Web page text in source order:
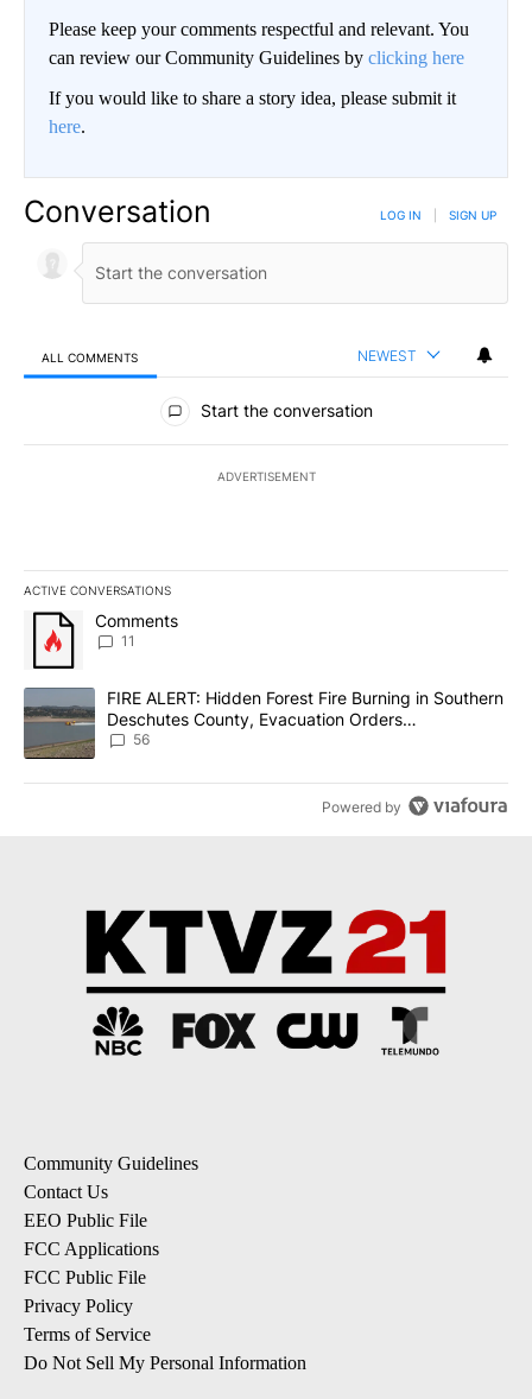
Please keep your comments respectful and relevant. You
can review our Community Guidelines by clicking here
If you would like to share a story idea, please submit it
here.
Conversation LOG IN SIGN UP
ALL COMMENTS NEWEST
All Comments
Start the conversation
ADVERTISEMENT
ACTIVE CONVERSATIONS
The following is a list of the most commented articles in the last
A trending article titled "Comments" with 11 comments.
Comments
11
A trending article titled "FIRE ALERT: Hidden Forest Fire
FIRE ALERT: Hidden Forest Fire Burning in Southern
Deschutes County, Evacuation Orders
Implemented
56
Powered by
Community Guidelines
Contact Us
EEO Public File
FCC Applications
FCC Public File
Privacy Policy
Terms of Service
Do Not Sell My Personal Information